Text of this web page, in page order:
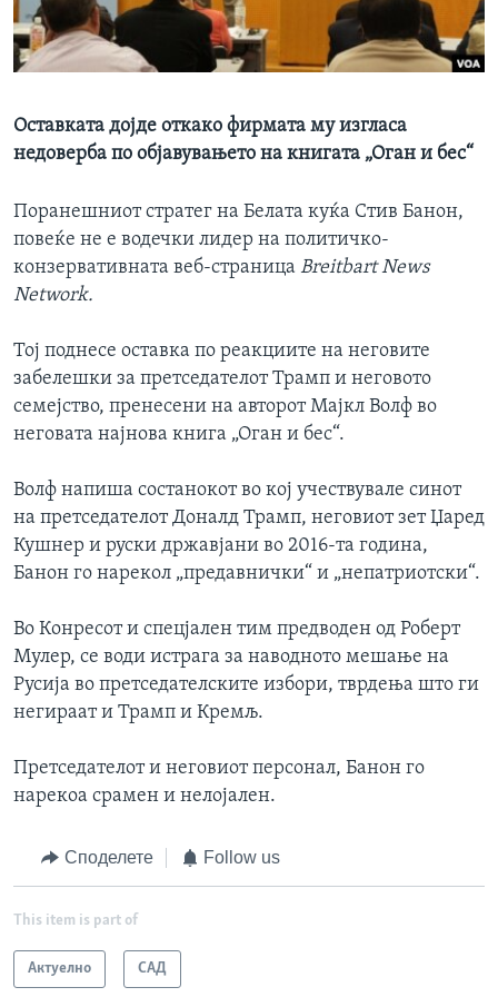
ИНТЕРВЈУА
Јазици
Оставката дојде откако фирмата му изгласа
недоверба по објавувањето на книгата „Оган и бес“
Поранешниот стратег на Белата куќа Стив Банон,
повеќе не е водечки лидер на политичко-
конзервативната веб-страница Breitbart News
Network.
Тој поднесе оставка по реакциите на неговите
забелешки за претседателот Трамп и неговото
семејство, пренесени на авторот Мајкл Волф во
неговата најнова книга „Оган и бес“.
Волф напиша состанокот во кој учествувале синот
на претседателот Доналд Трамп, неговиот зет Џаред
Кушнер и руски државјани во 2016-та година,
Банон го нарекол „предавнички“ и „непатриотски“.
Во Конресот и спецјален тим предводен од Роберт
Мулер, се води истрага за наводното мешање на
Русија во претседателските избори, тврдења што ги
негираат и Трамп и Кремљ.
Претседателот и неговиот персонал, Банон го
нарекоа срамен и нелојален.
Споделете Follow us
This item is part of
Актуелно САД